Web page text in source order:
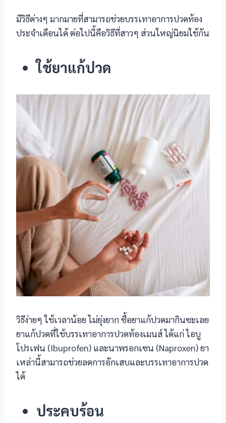
al
al
มีวิธีต่างๆ มากมายที่สามารถช่วยบรรเทาอาการปวดท้อง
ประจำเดือนได้ ต่อไปนี้คือวิธีที่สาวๆ ส่วนใหญ่นิยมใช้กัน
ใช้ยาแก้ปวด
วิธีง่ายๆ ใช้เวลาน้อย ไม่ยุ่งยาก ซื้อยาแก้ปวดมากินซะเลย
ยาแก้ปวดที่ใช้บรรเทาอาการปวดท้องเมนส์ ได้แก่ ไอบู
โปรเฟน (Ibuprofen) และนาพรอกเซน (Naproxen) ยา
เหล่านี้สามารถช่วยลดการอักเสบและบรรเทาอาการปวด
ได้
ประคบร้อน